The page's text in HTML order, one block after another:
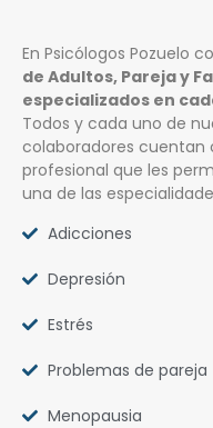
En Psicólogos Pozuelo
de Adultos, Pareja y
especializados en
Todos y cada uno de
colaboradores
profesional que les
una de las
Adicciones
Depresión
Estrés
Problemas de pareja
Menopausia